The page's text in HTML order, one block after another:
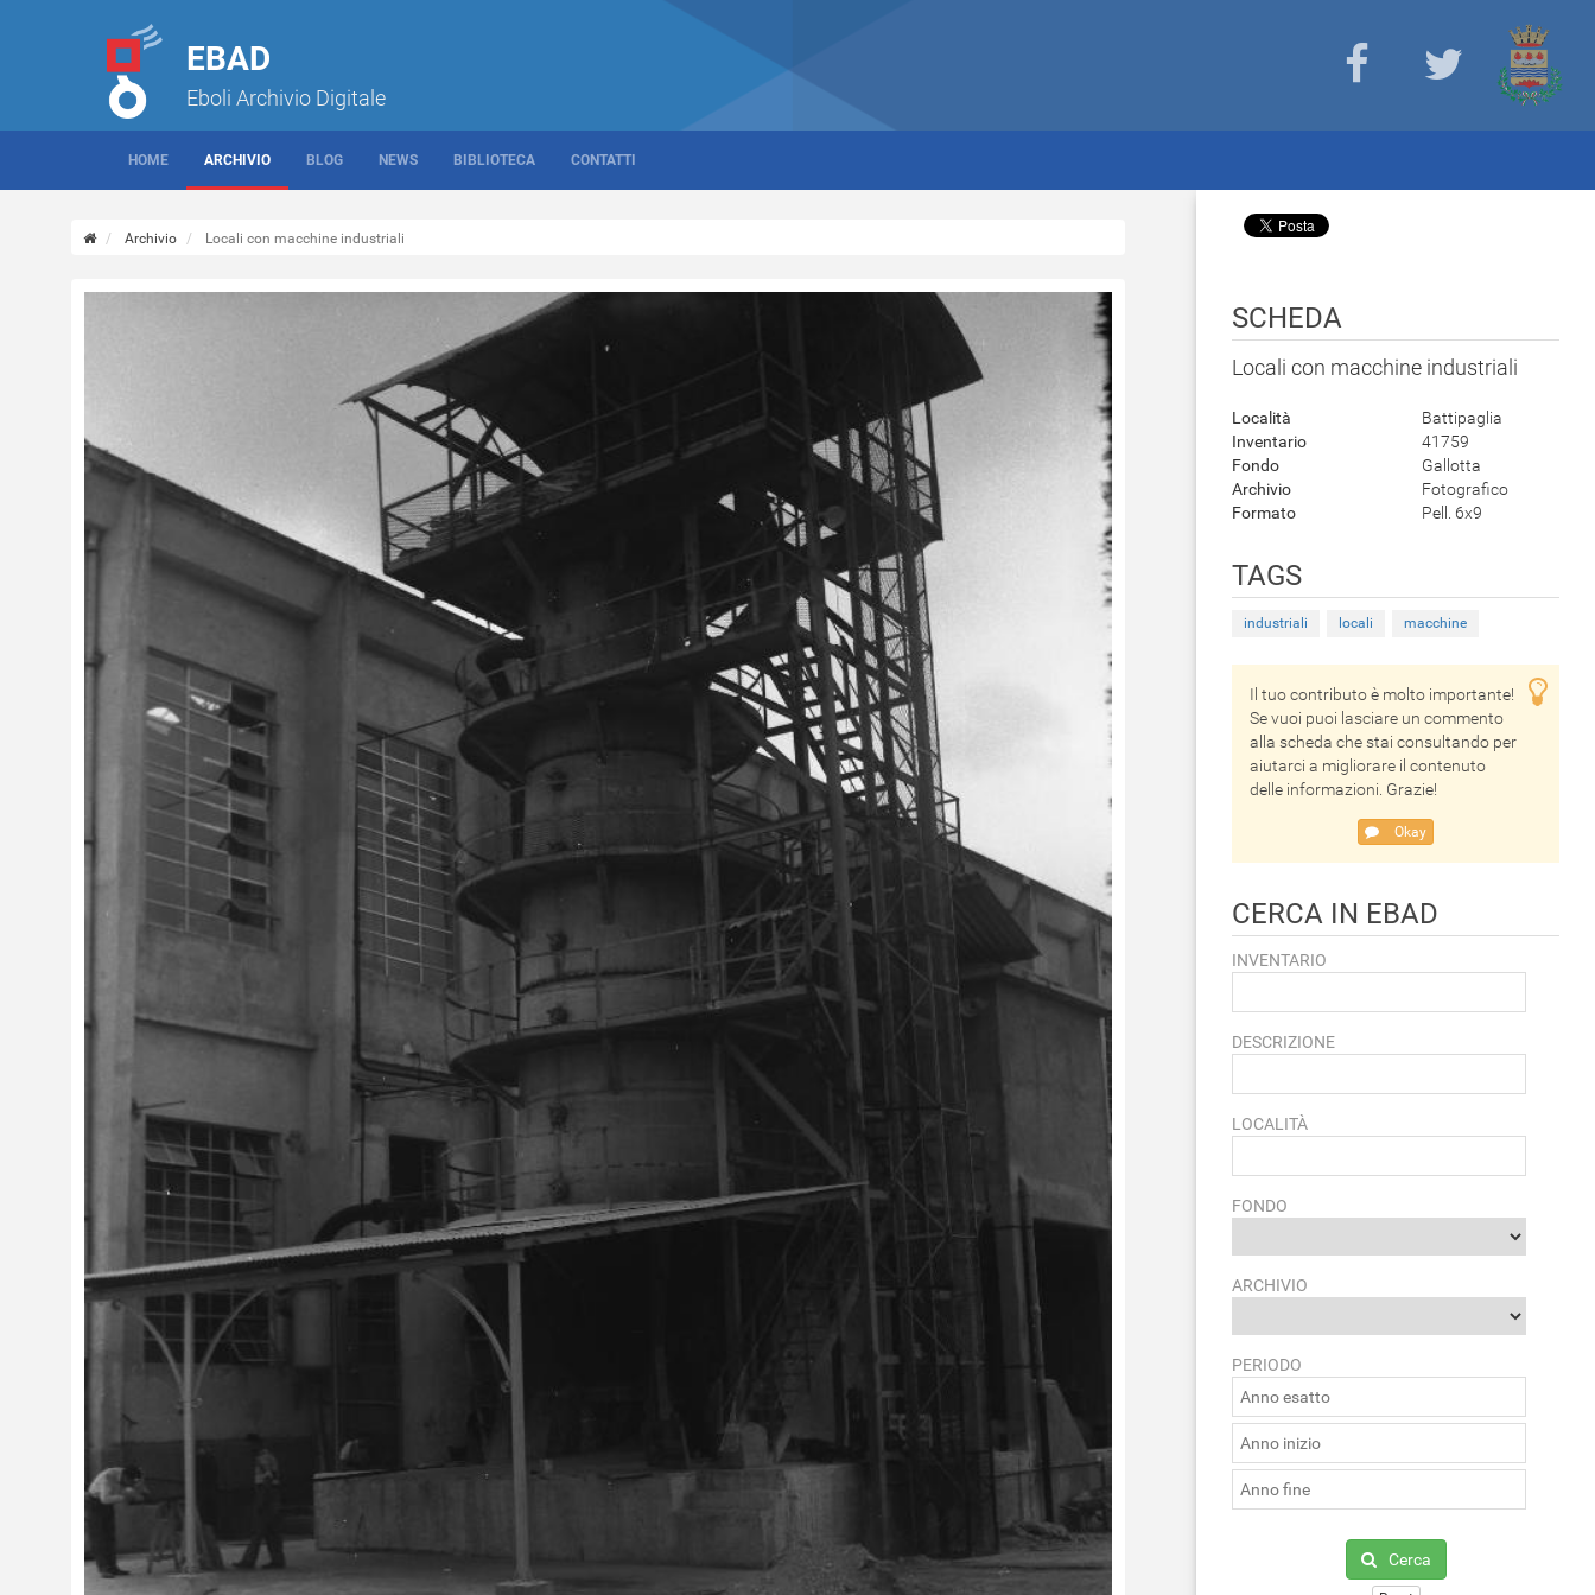
EBAD
Eboli Archivio Digitale
HOME ARCHIVIO BLOG NEWS BIBLIOTECA CONTATTI
Archivio Locali con macchine industriali
SCHEDA
Locali con macchine industriali
Località
Battipaglia
Inventario
41759
Fondo
Gallotta
Archivio
Fotografico
Formato
Pell. 6x9
TAGS
industriali locali macchine
Il tuo contributo è molto importante!
Se vuoi puoi lasciare un commento
alla scheda che stai consultando per
aiutarci a migliorare il contenuto
delle informazioni. Grazie!
Okay
CERCA IN EBAD
INVENTARIO
DESCRIZIONE
LOCALITÀ
FONDO
ARCHIVIO
PERIODO
Cerca